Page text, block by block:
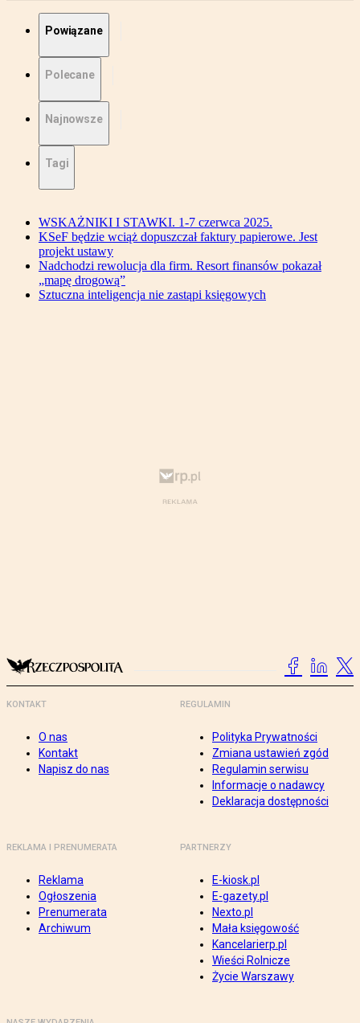
Powiązane
Polecane
Najnowsze
Tagi
WSKAŻNIKI I STAWKI. 1-7 czerwca 2025.
KSeF będzie wciąż dopuszczał faktury papierowe. Jest
projekt ustawy
Nadchodzi rewolucja dla firm. Resort finansów pokazał
„mapę drogową”
Sztuczna inteligencja nie zastąpi księgowych
KONTAKT
O nas
Kontakt
Napisz do nas
REGULAMIN
Polityka Prywatności
Zmiana ustawień zgód
Regulamin serwisu
Informacje o nadawcy
Deklaracja dostępności
REKLAMA I PRENUMERATA
Reklama
Ogłoszenia
Prenumerata
Archiwum
PARTNERZY
E-kiosk.pl
E-gazety.pl
Nexto.pl
Mała księgowość
Kancelarierp.pl
Wieści Rolnicze
Życie Warszawy